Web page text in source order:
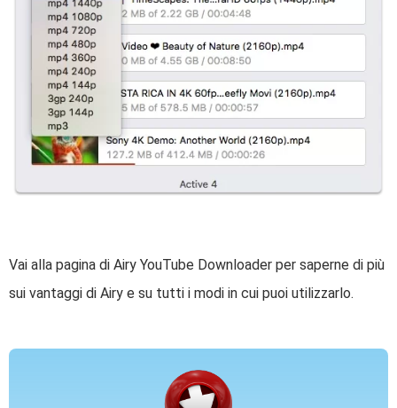
Vai alla pagina di Airy YouTube Downloader per saperne di più
sui vantaggi di Airy e su tutti i modi in cui puoi utilizzarlo.